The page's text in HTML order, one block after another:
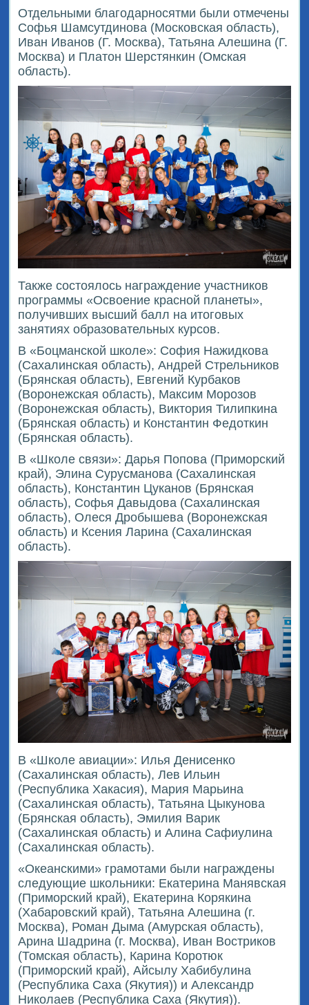
Отдельными благодарносятми были отмечены
Софья Шамсутдинова (Московская область),
Иван Иванов (Г. Москва), Татьяна Алешина (Г.
Москва) и Платон Шерстянкин (Омская
область).
Также состоялось награждение участников
программы «Освоение красной планеты»,
получивших высший балл на итоговых
занятиях образовательных курсов.
В «Боцманской школе»: София Нажидкова
(Сахалинская область), Андрей Стрельников
(Брянская область), Евгений Курбаков
(Воронежская область), Максим Морозов
(Воронежская область), Виктория Тилипкина
(Брянская область) и Константин Федоткин
(Брянская область).
В «Школе связи»: Дарья Попова (Приморский
край), Элина Сурусманова (Сахалинская
область), Константин Цуканов (Брянская
область), Софья Давыдова (Сахалинская
область), Олеся Дробышева (Воронежская
область) и Ксения Ларина (Сахалинская
область).
В «Школе авиации»: Илья Денисенко
(Сахалинская область), Лев Ильин
(Республика Хакасия), Мария Марьина
(Сахалинская область), Татьяна Цыкунова
(Брянская область), Эмилия Варик
(Сахалинская область) и Алина Сафиулина
(Сахалинская область).
«Океанскими» грамотами были награждены
следующие школьники: Екатерина Манявская
(Приморский край), Екатерина Корякина
(Хабаровский край), Татьяна Алешина (г.
Москва), Роман Дыма (Амурская область),
Арина Шадрина (г. Москва), Иван Востриков
(Томская область), Карина Коротюк
(Приморский край), Айсылу Хабибулина
(Республика Саха (Якутия)) и Александр
Николаев (Республика Саха (Якутия)).